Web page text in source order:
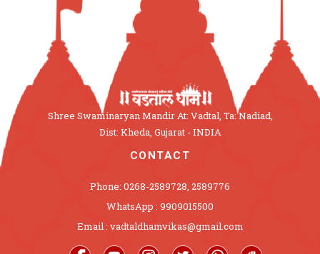
Shree Swaminaryan Mandir At: Vadtal, Ta: Nadiad,
Dist: Kheda, Gujarat - INDIA
CONTACT
Phone: 0268-2589728, 2589776
WhatsApp : 9909015500
Email : vadtaldhamvikas@gmail.com